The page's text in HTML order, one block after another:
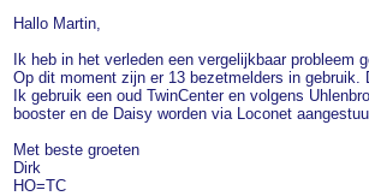
Hallo Martin,
Ik heb in het verleden een vergelijkbaar
Op dit moment zijn er 13 bezetmelders in gebruik.
Ik gebruik een oud TwinCenter en volgens
booster en de Daisy worden via Loconet
Met beste groeten
Dirk
HO=TC